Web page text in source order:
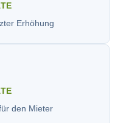
Erhöhung
den Mieter